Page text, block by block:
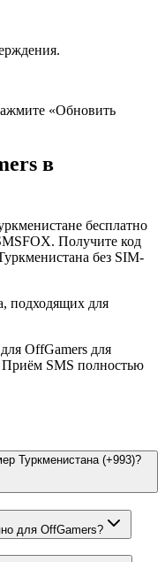
«Обновить
в
бесплатно
Получите код
без SIM-
подходящих для
OffGamers для
Приём SMS полностью
Туркменистана (+993)?
для OffGamers?